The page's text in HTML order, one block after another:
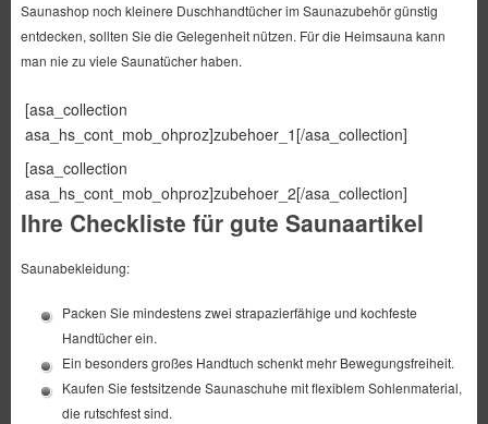
Saunashop noch kleinere Duschhandtücher im Saunazubehör günstig
entdecken, sollten Sie die Gelegenheit nützen. Für die Heimsauna kann
man nie zu viele Saunatücher haben.
[asa_collection
asa_hs_cont_mob_ohproz]zubehoer_1[/asa_collection]
[asa_collection
asa_hs_cont_mob_ohproz]zubehoer_2[/asa_collection]
Ihre Checkliste für gute Saunaartikel
Saunabekleidung:
Packen Sie mindestens zwei strapazierfähige und kochfeste
Handtücher ein.
Ein besonders großes Handtuch schenkt mehr Bewegungsfreiheit.
Kaufen Sie festsitzende Saunaschuhe mit flexiblem Sohlenmaterial,
die rutschfest sind.